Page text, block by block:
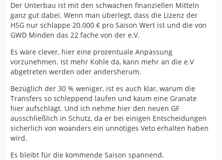
Der Unterbau ist mit den schwachen finanziellen Mitteln
ganz gut dabei. Wenn man überlegt, dass die Lizenz der
HSG nur schlappe 20.000 € pro Saison Wert ist und die von
GWD Minden das 22 fache von der e.V.
Es wäre clever, hier eine prozentuale Anpassung
vorzunehmen. Ist mehr Kohle da, kann mehr an die e.V
abgetreten werden oder andersherum.
Bezüglich der 30 % weniger, ist es auch klar, warum die
Transfers so schleppend laufen und kaum eine Granate
hier aufschlägt. Und ich nehme hier den neuen GF
ausschließlich in Schutz, da er bei einigen Entscheidungen
sicherlich von woanders ein unnötiges Veto erhalten haben
wird.
Es bleibt für die kommende Saison spannend.